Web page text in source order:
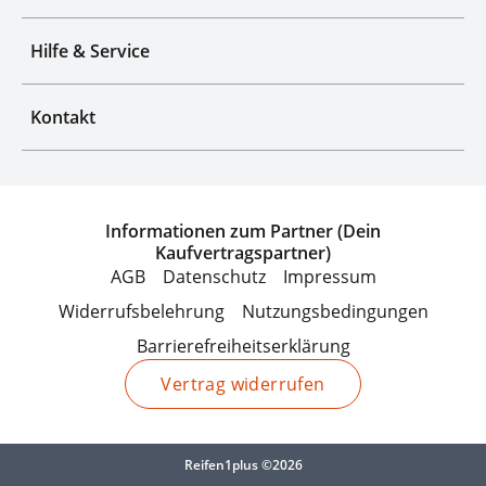
Hilfe & Service
Kontakt
Informationen zum Partner (Dein
Kaufvertragspartner)
AGB
Datenschutz
Impressum
Widerrufsbelehrung
Nutzungsbedingungen
Barrierefreiheitserklärung
Vertrag widerrufen
Reifen1plus ©2026